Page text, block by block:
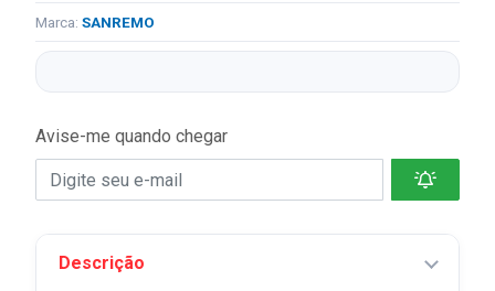
Marca: SANREMO
Avise-me quando chegar
Descrição